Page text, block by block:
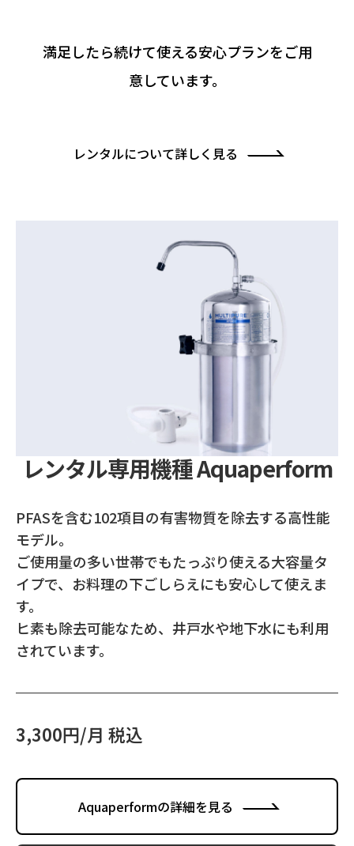
満⾜したら続けて使える安⼼プランをご⽤
意しています。
レンタルについて詳しく見る
レンタル専用機種 Aquaperform
PFASを含む102項目の有害物質を除去する高性能
モデル。
ご使用量の多い世帯でもたっぷり使える大容量タ
イプで、お料理の下ごしらえにも安心して使えま
す。
ヒ素も除去可能なため、井戸水や地下水にも利用
されています。
3,300円/月 税込
Aquaperformの詳細を見る